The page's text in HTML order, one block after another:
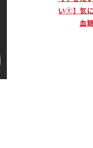
い①】気
血